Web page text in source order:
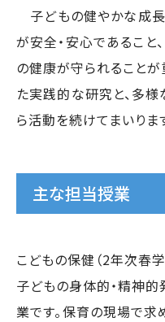
子どもの健やかな成
が安全・安心であること
の健康が守られることが
た実践的な研究と、多
ら活動を続けてまいりま
主な担当授業
こどもの保健（2年次春学
子どもの身体的・精神
業です。保育の現場で